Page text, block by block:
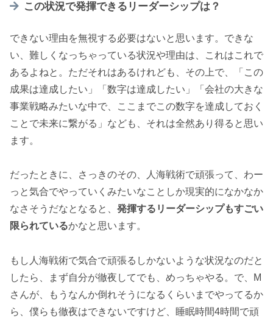
この状況で発揮できるリーダーシップは？
できない理由を無視する必要はないと思います。できな
い、難しくなっちゃっている状況や理由は、これはこれで
あるよねと。ただそれはあるけれども、その上で、「この
成果は達成したい」「数字は達成したい」「会社の大きな
事業戦略みたいな中で、ここまでこの数字を達成しておく
ことで未来に繋がる」なども、それは全然あり得ると思い
ます。
だったときに、さっきのその、人海戦術で頑張って、わー
っと気合でやっていくみたいなことしか現実的になかなか
なさそうだなとなると、 発揮するリーダーシップもすごい
限られているかなと思います。
もし人海戦術で気合で頑張るしかないような状況なのだと
したら、まず自分が徹夜してでも、めっちゃやる。で、M
さんが、もうなんか倒れそうになるくらいまでやってるか
ら、僕らも徹夜はできないですけど、睡眠時間4時間で頑